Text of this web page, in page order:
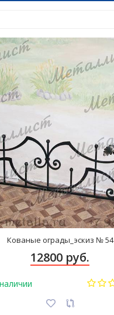
Кованые ограды_эскиз № 54
12800 руб.